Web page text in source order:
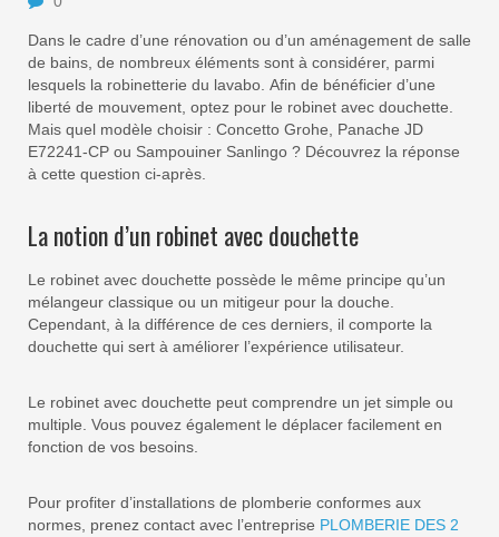
Dans le cadre d’une rénovation ou d’un aménagement de salle
de bains, de nombreux éléments sont à considérer, parmi
lesquels la robinetterie du lavabo. Afin de bénéficier d’une
liberté de mouvement, optez pour le robinet avec douchette.
Mais quel modèle choisir : Concetto Grohe, Panache JD
E72241-CP ou Sampouiner Sanlingo ? Découvrez la réponse
à cette question ci-après.
La notion d’un robinet avec douchette
Le robinet avec douchette possède le même principe qu’un
mélangeur classique ou un mitigeur pour la douche.
Cependant, à la différence de ces derniers, il comporte la
douchette qui sert à améliorer l’expérience utilisateur.
Le robinet avec douchette peut comprendre un jet simple ou
multiple. Vous pouvez également le déplacer facilement en
fonction de vos besoins.
Pour profiter d’installations de plomberie conformes aux
normes, prenez contact avec l’entreprise PLOMBERIE DES 2